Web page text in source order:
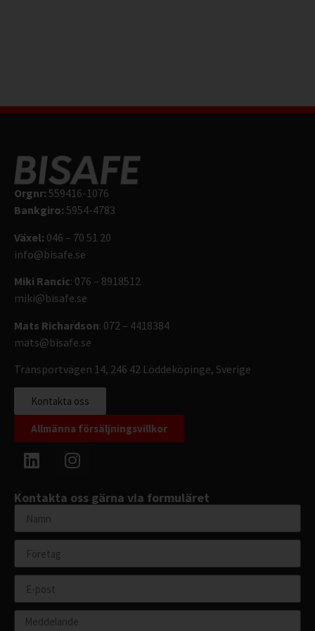
Orgnr: 559416-1076
Bankgiro: 5954-4783
Växel: 046 – 70 51 20
info@bisafe.se
Miki Rancic: 076 – 8918512
miki@bisafe.se
Mats Richardson: 072 – 4418384
mats@bisafe.se
Transportvägen 14, 246 42 Löddeköpinge, Sverige
Kontakta oss
Allmänna försäljningsvillkor
Kontakta oss gärna via formuläret